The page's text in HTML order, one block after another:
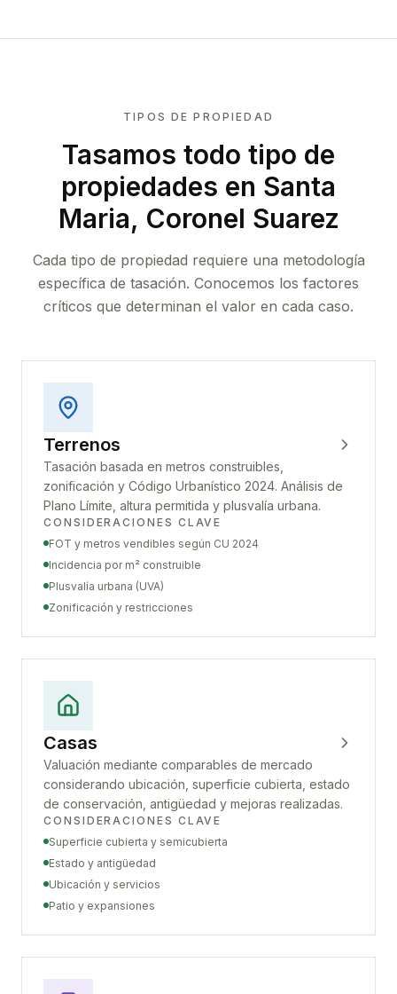
TIPOS DE PROPIEDAD
Tasamos todo tipo de
propiedades en Santa
Maria, Coronel Suarez
Cada tipo de propiedad requiere una metodología
específica de tasación. Conocemos los factores
críticos que determinan el valor en cada caso.
Terrenos
Tasación basada en metros construibles,
zonificación y Código Urbanístico 2024. Análisis de
Plano Límite, altura permitida y plusvalía urbana.
CONSIDERACIONES CLAVE
FOT y metros vendibles según CU 2024
Incidencia por m² construible
Plusvalía urbana (UVA)
Zonificación y restricciones
Casas
Valuación mediante comparables de mercado
considerando ubicación, superficie cubierta, estado
de conservación, antigüedad y mejoras realizadas.
CONSIDERACIONES CLAVE
Superficie cubierta y semicubierta
Estado y antigüedad
Ubicación y servicios
Patio y expansiones